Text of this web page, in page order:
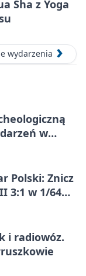
Sha z Yoga
wydarzenia
w
Polski: Znicz
3:1 w 1/64
i radiowóz.